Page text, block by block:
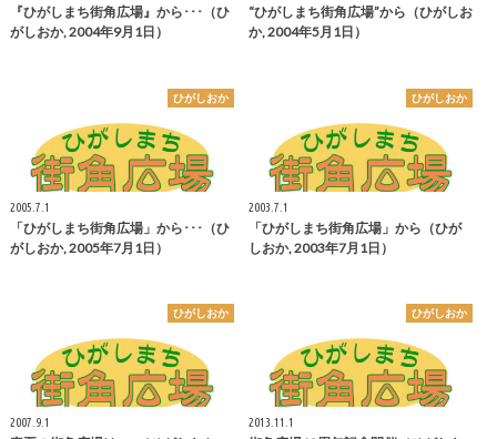
『ひがしまち街角広場』から･･･（ひ
がしおか, 2004年9月1日）
“ひがしまち街角広場”から（ひがしお
か, 2004年5月1日）
ひがしおか
2005.7.1
「ひがしまち街角広場」から･･･（ひ
がしおか, 2005年7月1日）
ひがしおか
2003.7.1
「ひがしまち街角広場」から（ひが
しおか, 2003年7月1日）
ひがしおか
2007.9.1
ひがしおか
2013.11.1